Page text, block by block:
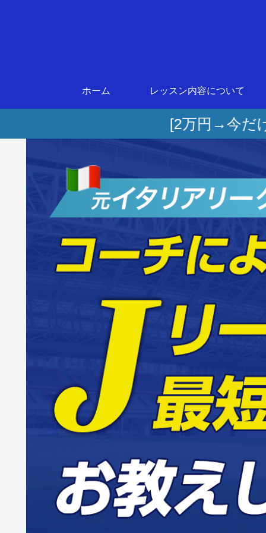
ホーム レッスン内容について
[2万円→今だけ無料] 申込者数140